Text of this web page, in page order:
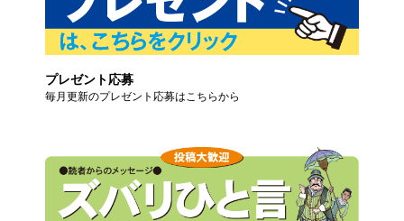
プレゼント応募
毎月更新のプレゼント応募はこちらから